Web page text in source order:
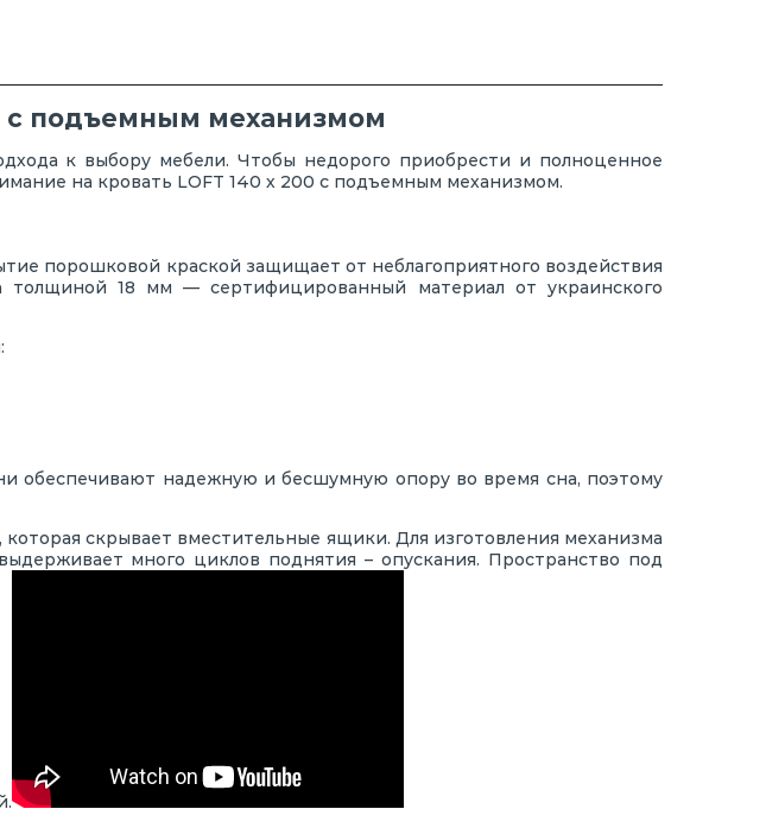
с подъемным механизмом
к выбору мебели. Чтобы недорого приобрести и полноценное
на кровать LOFT 140 х 200 с подъемным механизмом.
порошковой краской защищает от неблагоприятного воздействия
толщиной 18 мм — сертифицированный материал от украинского
обеспечивают надежную и бесшумную опору во время сна, поэтому
скрывает вместительные ящики. Для изготовления механизма
много циклов поднятия – опускания. Пространство под